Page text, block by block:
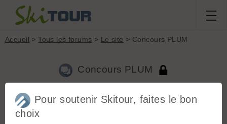
Accueil >Tous les forums > Le site > Concours PLUM
Concours PLUM
Aller à la page :
Pour soutenir Skitour, faites le bon
choix